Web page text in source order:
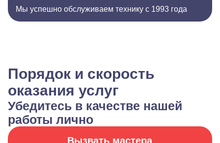
Мы успешно обслуживаем технику с 1993 года
Порядок и скорость
оказания услуг
Убедитесь в качестве нашей
работы лично
Вызвать мастера